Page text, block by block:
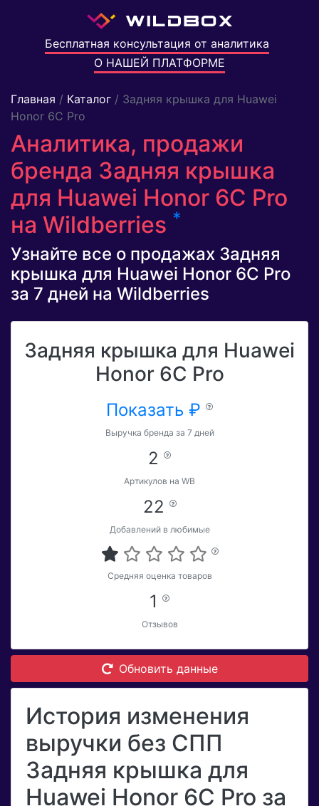
Бесплатная консультация от аналитика
О НАШЕЙ ПЛАТФОРМЕ
Главная / Каталог / Задняя крышка для Huawei
Honor 6C Pro
Аналитика, продажи
бренда Задняя крышка
для Huawei Honor 6C Pro
на Wildberries *
Узнайте все о продажах Задняя
крышка для Huawei Honor 6C Pro
за 7 дней на Wildberries
Задняя крышка для Huawei
Honor 6C Pro
Показать ₽
Выручка бренда за 7 дней
2
Артикулов на WB
22
Добавлений в любимые
Средняя оценка товаров
1
Отзывов
Обновить данные
История изменения
выручки без СПП
Задняя крышка для
Huawei Honor 6C Pro за